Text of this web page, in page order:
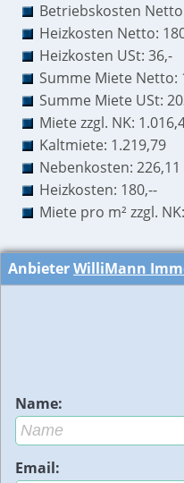
Betriebskosten
Heizkosten Netto:
Heizkosten USt: 36,-
Summe Miete Netto:
Summe Miete USt:
Miete zzgl. NK:
Kaltmiete: 1.219,79
Nebenkosten: 226,11
Heizkosten: 180,--
Miete pro m² zzgl.
AnbieterWilliMann
Name:
Email: